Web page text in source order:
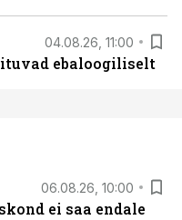
04.08.26, 11:00
ebaloogiliselt
06.08.26, 10:00
ei saa endale